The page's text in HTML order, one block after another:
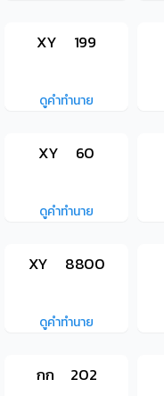
XY 199
ดูคำทำนาย
XY 60
ดูคำทำนาย
XY 8800
ดูคำทำนาย
กก 202